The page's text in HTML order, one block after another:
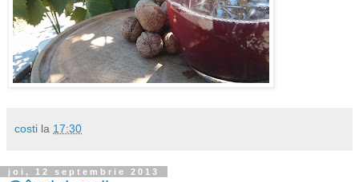
costi la 17:30
joi, 12 septembrie 2013